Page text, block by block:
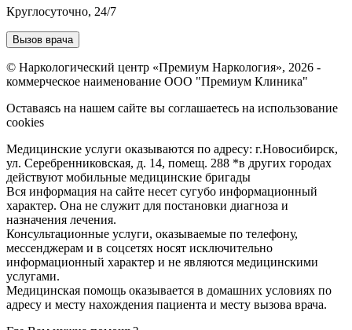
Круглосуточно, 24/7
Вызов врача
© Наркологический центр «Премиум Наркология», 2026 -
коммерческое наименование ООО "Премиум Клиника"
Оставаясь на нашем сайте вы соглашаетесь на использование
cookies
Медицинские услуги оказываются по адресу: г.Новосибирск,
ул. Серебренниковская, д. 14, помещ. 288 *в других городах
действуют мобильные медицинские бригады
Вся информация на сайте несет сугубо информационный
характер. Она не служит для постановки диагноза и
назначения лечения.
Консультационные услуги, оказываемые по телефону,
мессенджерам и в соцсетях носят исключительно
информационный характер и не являются медицинскими
услугами.
Медицинская помощь оказывается в домашних условиях по
адресу и месту нахождения пациента и месту вызова врача.